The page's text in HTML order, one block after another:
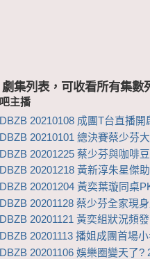
集列表，可收看所有集數
主播
20210108 成團T台直播
20210101 總決賽蔡少芬
20201225 蔡少芬與咖啡
20201218 黃新淳朱星傑
20201204 黃奕葉璇同桌
20201128 蔡少芬全家現
20201121 黃奕組狀況頻
20201113 播姐成團首場
20201106 娛樂圈變天了?